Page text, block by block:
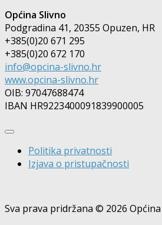
Općina Slivno
Podgradina 41, 20355 Opuzen, HR
+385(0)20 671 295
+385(0)20 672 170
info@opcina-slivno.hr
www.opcina-slivno.hr
OIB: 97047688474
IBAN HR9223400091839900005
Politika privatnosti
Izjava o pristupačnosti
Sva prava pridržana © 2026